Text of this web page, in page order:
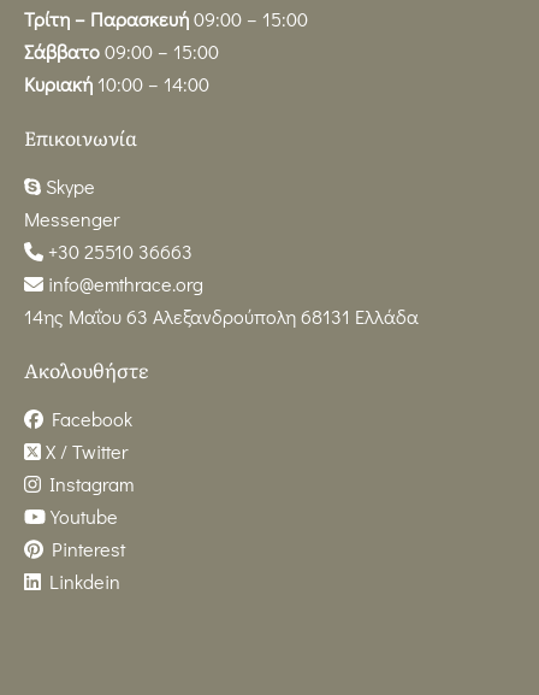
Τρίτη – Παρασκευή09:00 – 15:00
Σάββατο09:00 – 15:00
Κυριακή 10:00 – 14:00
Επικοινωνία
Skype
Messenger
+30 25510 36663
info@emthrace.org
14ης Μαΐου 63 Αλεξανδρούπολη 68131 Ελλάδα
Ακολουθήστε
Facebook
X / Twitter
Instagram
Youtube
Pinterest
Linkdein